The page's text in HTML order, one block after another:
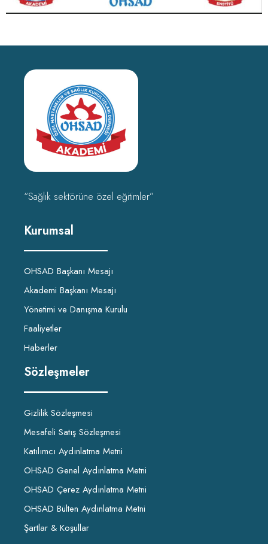
“Sağlık sektörüne özel eğitimler”
Kurumsal
OHSAD Başkanı Mesajı
Akademi Başkanı Mesajı
Yönetimi ve Danışma Kurulu
Faaliyetler
Haberler
Sözleşmeler
Gizlilik Sözleşmesi
Mesafeli Satış Sözleşmesi
Katılımcı Aydınlatma Metni
OHSAD Genel Aydınlatma Metni
OHSAD Çerez Aydınlatma Metni
OHSAD Bülten Aydınlatma Metni
Şartlar & Koşullar